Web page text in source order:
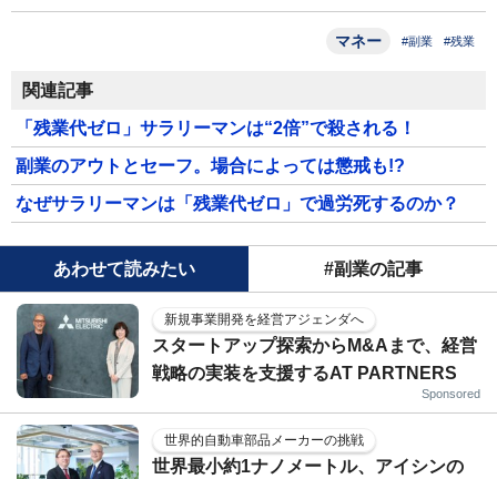
マネー #副業 #残業
関連記事
「残業代ゼロ」サラリーマンは“2倍”で殺される！
副業のアウトとセーフ。場合によっては懲戒も!?
なぜサラリーマンは「残業代ゼロ」で過労死するのか？
あわせて読みたい #副業の記事
新規事業開発を経営アジェンダへ
スタートアップ探索からM&Aまで、経営
戦略の実装を支援するAT PARTNERS
Sponsored
世界的自動車部品メーカーの挑戦
世界最小約1ナノメートル、アイシンの